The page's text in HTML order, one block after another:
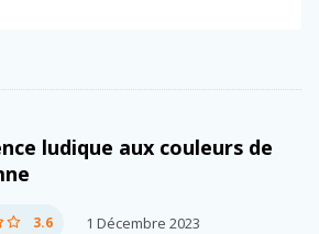
ludique aux couleurs de
3.6 1 Décembre 2023